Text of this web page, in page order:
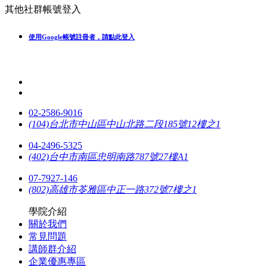
其他社群帳號登入
使用Google帳號註冊者，請點此登入
02-2586-9016
(104)台北市中山區中山北路二段185號12樓之1
04-2496-5325
(402)台中市南區忠明南路787號27樓A1
07-7927-146
(802)高雄市苓雅區中正一路372號7樓之1
學院介紹
關於我們
常見問題
講師群介紹
企業優惠專區